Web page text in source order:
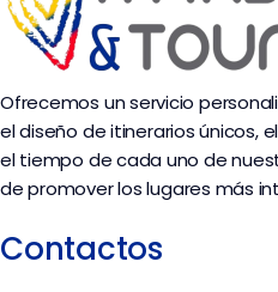
Ofrecemos un servicio
el diseño de itinerarios únicos,
el tiempo de cada uno de
de promover los lugares más
Contactos